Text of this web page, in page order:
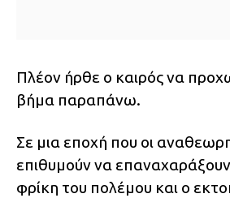
Πλέον ήρθε ο καιρός να
βήμα παραπάνω.
Σε μια εποχή που οι
επιθυμούν να
φρίκη του πολέμου και ο